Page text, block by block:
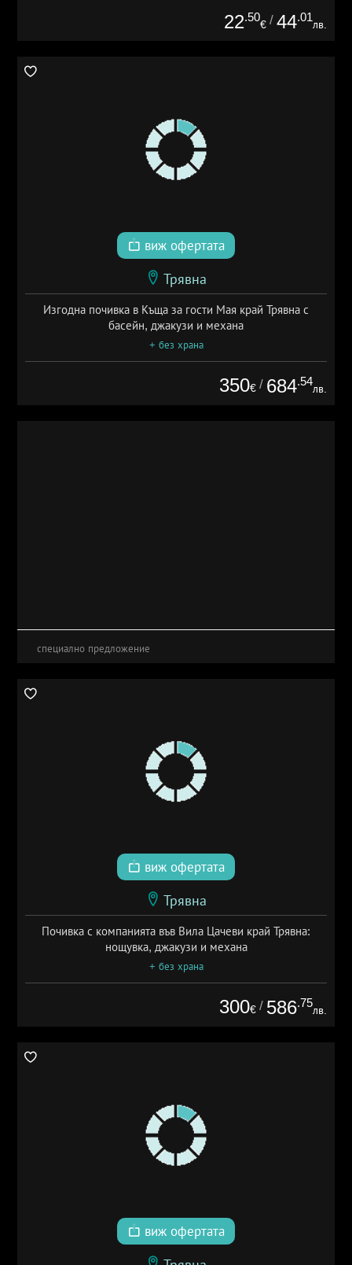
22.50
€ / 44.01
лв.
виж офертата
Трявна
Изгодна почивка в Къща за гости Мая край Трявна с
басейн, джакузи и механа
+ без храна
350€ / 684.54
лв.
специално предложение
виж офертата
Трявна
Почивка с компанията във Вила Цачеви край Трявна:
нощувка, джакузи и механа
+ без храна
300€ / 586.75
лв.
виж офертата